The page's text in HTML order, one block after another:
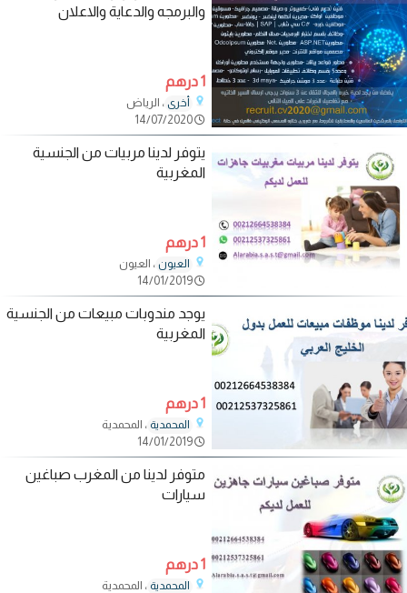
والبرمجه والدعاية والاعلان
1 درهم
أخرى ، الرياض
14/07/2020
يتوفر لدينا مربيات من الجنسية
المغربية
1 درهم
العيون ، العيون
14/01/2019
يوجد مندوبات مبيعات من الجنسية
المغربية
1 درهم
المحمدية ، المحمدية
14/01/2019
متوفر لدينا من المغرب صباغين
سيارات
1 درهم
المحمدية ، المحمدية